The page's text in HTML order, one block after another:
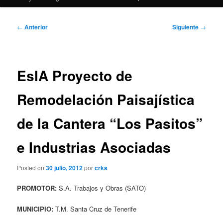
Navegación
← Anterior Siguiente →
EsIA Proyecto de
Remodelación Paisajística
de la Cantera “Los Pasitos”
e Industrias Asociadas
Posted on30 julio, 2012porcrks
PROMOTOR:S.A. Trabajos y Obras (SATO)
MUNICIPIO:T.M. Santa Cruz de Tenerife